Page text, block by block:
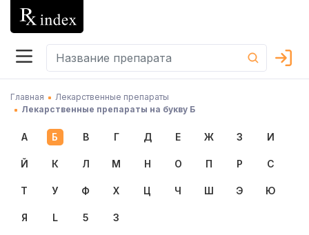
Главная
Лекарственные препараты
Лекарственные препараты на букву Б
А Б В Г Д Е Ж З И
Й К Л М Н О П Р С
Т У Ф Х Ц Ч Ш Э Ю
Я L 5 3